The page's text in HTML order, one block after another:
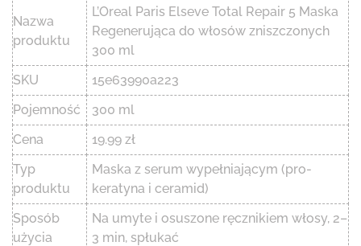
Nazwa
produktu
L’Oreal Paris Elseve Total Repair 5 Maska
Regenerująca do włosów zniszczonych
300 ml
SKU
15e63990a223
Pojemność
300 ml
Cena
19.99 zł
Typ
produktu
Maska z serum wypełniającym (pro-
keratyna i ceramid)
Sposób
użycia
Na umyte i osuszone ręcznikiem włosy, 2–
3 min, spłukać